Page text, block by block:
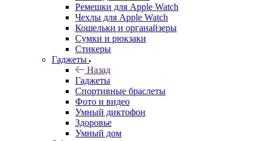
Ремешки для Apple Watch
Чехлы для Apple Watch
Кошельки и органайзеры
Сумки и рюкзаки
Стикеры
Гаджеты
Назад
Гаджеты
Спортивные браслеты
Фото и видео
Умный диктофон
Здоровье
Умный дом